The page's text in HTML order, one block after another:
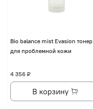
Bio balance mist Evasion тонер
для проблемной кожи
4 356 ₽
В корзину